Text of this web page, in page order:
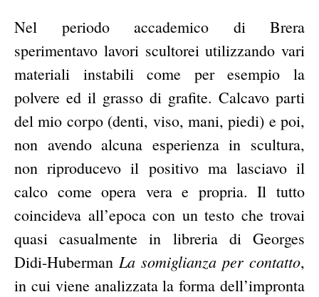
Nel periodo accademico di Brera
sperimentavo lavori scultorei utilizzando vari
materiali instabili come per esempio la
polvere ed il grasso di grafite. Calcavo parti
del mio corpo (denti, viso, mani, piedi) e poi,
non avendo alcuna esperienza in scultura,
non riproducevo il positivo ma lasciavo il
calco come opera vera e propria. Il tutto
coincideva all’epoca con un testo che trovai
quasi casualmente in libreria di Georges
Didi-Huberman La somiglianza per contatto,
in cui viene analizzata la forma dell’impronta